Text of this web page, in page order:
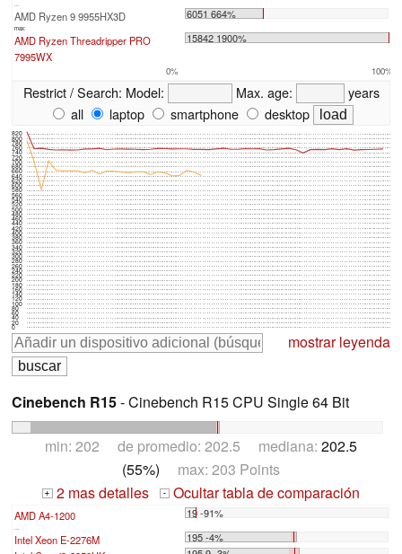
AMD Ryzen 9 9955HX3D 6051 664%
max:
AMD Ryzen Threadripper PRO
7995WX
15842 1900%
0% 100%
Restrict / Search: Model: Max. age:
years
all
laptop smartphone desktop
0
20
40
60
80
100
120
140
160
180
200
220
240
260
280
300
320
340
360
380
400
420
440
460
480
500
520
540
560
580
600
620
640
660
680
700
720
740
760
780
800
820
mostrar leyenda
Cinebench R15- Cinebench R15 CPU Single 64 Bit
min: 202 de promedio: 202.5 mediana: 202.5
(55%) max: 203 Points
+ 2 mas detalles - Ocultar tabla de comparación
AMD A4-1200 19 -91%
Intel Xeon E-2276M
195 -4%